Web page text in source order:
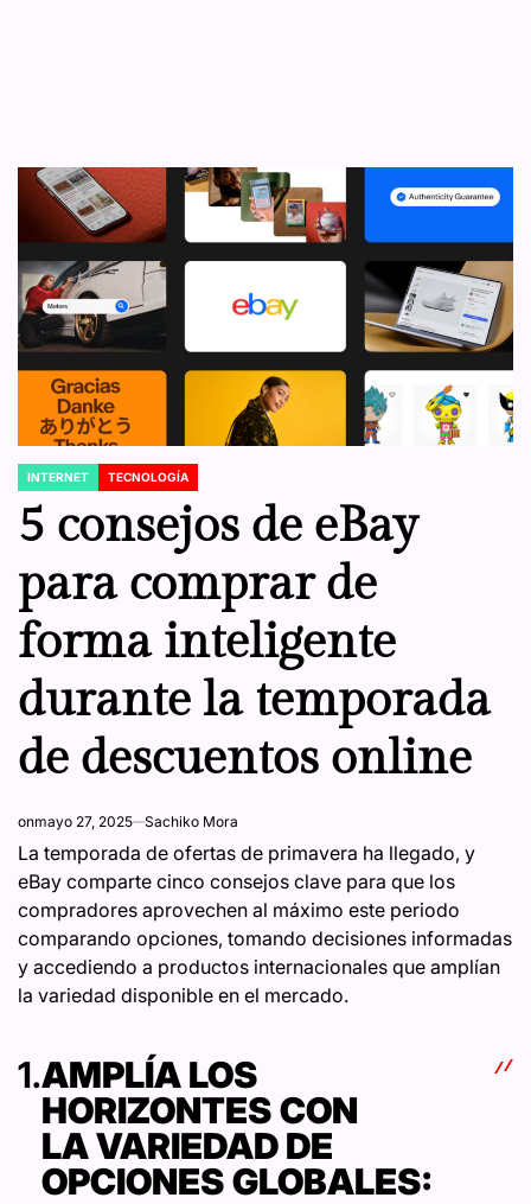
POSTED
INTERNET TECNOLOGÍA
5 consejos de eBay
para comprar de
forma inteligente
durante la temporada
de descuentos online
onmayo 27, 2025 Sachiko Mora
La temporada de ofertas de primavera ha llegado, y
eBay comparte cinco consejos clave para que los
compradores aprovechen al máximo este periodo
comparando opciones, tomando decisiones informadas
y accediendo a productos internacionales que amplían
la variedad disponible en el mercado.
1.AMPLÍA LOS
HORIZONTES CON
LA VARIEDAD DE
OPCIONES GLOBALES: